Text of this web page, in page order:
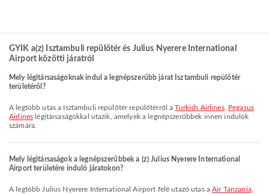
GYIK a(z) Isztambuli repülőtér és Julius Nyerere International
Airport közötti járatról
Mely légitársaságoknak indul a legnépszerűbb járat Isztambuli repülőtér
területéről?
A legtöbb utas a Isztambuli repülőtér repülőtérről aTurkish Airlines, Pegasus
Airlines légitársaságokkal utazik, amelyek a legnépszerűbbek innen indulók
számára.
Mely légitársaságok a legnépszerűbbek a (z) Julius Nyerere International
Airport területére induló járatokon?
A legtöbb Julius Nyerere International Airport felé utazó utas aAir Tanzania,